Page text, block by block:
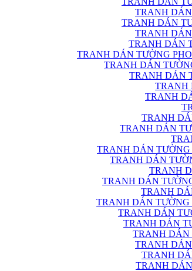
TRANH
TRANH DÁN
TRANH
TRANH DÁN
TRANH DÁN TƯỜNG
TRANH DÁN
TRANH DÁN
TRANH
TRANH
TRANH
TRANH DÁN
TRANH DÁN TƯỜNG
TRANH DÁN
TRANH
TRANH DÁN
TRANH
TRANH DÁN TƯỜNG
TRANH DÁN
TRANH DÁN
TRANH DÁN
TRANH
TRANH
TRANH